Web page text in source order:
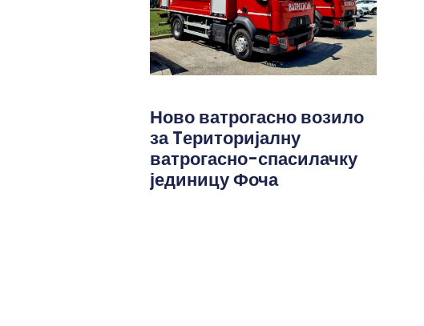
Ново ватрогасно возило
за Tериторијалну
ватрогасно-спасилачку
јединицу Фоча